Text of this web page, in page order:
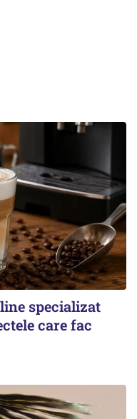
specializat
care fac